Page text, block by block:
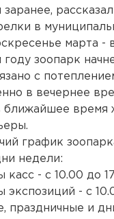
в
марта
зоопарк
с
в вечернее
ближайшее время
график
недели:
касс - с 10.00 до
экспозиций - с
праздничные и